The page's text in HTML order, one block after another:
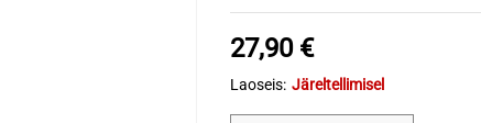
27,90 €
Laoseis: Järeltellimisel